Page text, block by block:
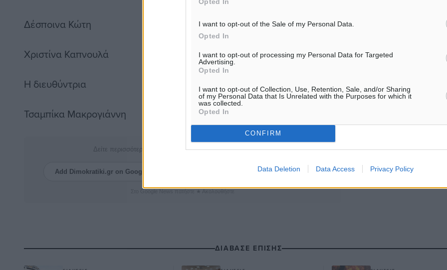
I want to opt-out of the Sale of my Personal Data.
Opted In
I want to opt-out of processing my Personal Data for Targeted
Advertising.
Opted In
I want to opt-out of Collection, Use, Retention, Sale, and/or Sharing
of my Personal Data that Is Unrelated with the Purposes for which it
was collected.
Opted In
CONFIRM
Data Deletion Data Access Privacy Policy
Δέσποινα Κώτη
Χριστίνα Καπνουλά
Η διευθύντρια
Τσαμπίκα Μακρογιάννη
Δείτε περισσότερα άρθρα μας στα αποτελέσματα αναζήτησης
Add Dimokratiki.gr on Google ↗ Ακολουθήστε μας στο Google News ★ ↗
ΔΙΑΒΑΣΕ ΕΠΙΣΗΣ